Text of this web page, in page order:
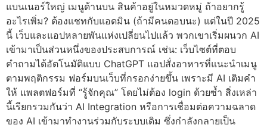
แบนเนอร์ใหญ่ เมนูด้านบน สินค้าอยู่ในหมวดหมู่ ถ้าอยากรู้
อะไรเพิ่ม? ต้องแชทกับแอดมิน (ถ้ามีคนตอบนะ) แต่ในปี 2025
นี้ เว็บและแอปหลายพันแห่งเปลี่ยนไปแล้ว พวกเขาเริ่มผนวก AI
เข้ามาเป็นส่วนหนึ่งของประสบการณ์ เช่น: เว็บไซต์ที่ตอบ
คำถามได้อัตโนมัติแบบ ChatGPT แอปสั่งอาหารที่แนะนำเมนู
ตามพฤติกรรม ฟอร์มบนเว็บที่กรอกง่ายขึ้น เพราะมี AI เติมคำ
ให้ แพลตฟอร์มที่ “รู้จักคุณ” โดยไม่ต้อง login ด้วยซ้ำ สิ่งเหล่า
นี้เรียกรวมกันว่า AI Integration หรือการเชื่อมต่อความฉลาด
ของ AI เข้ามาทำงานร่วมกับระบบเดิม ซึ่งกำลังกลายเป็น